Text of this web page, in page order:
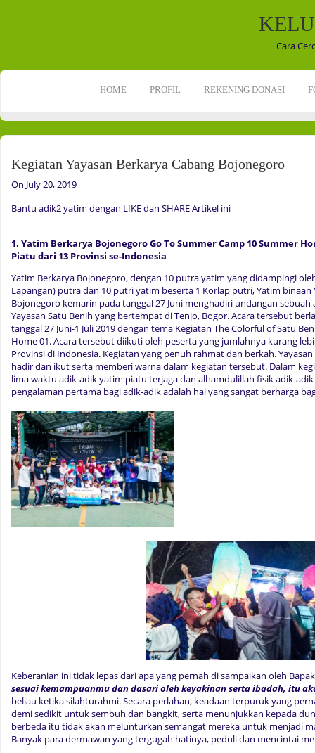
Cara
HOME PROFIL REKENING DONASI
Kegiatan Yayasan Berkarya Cabang Bojonegoro
On July 20, 2019
Bantu adik2 yatim dengan LIKE dan SHARE Artikel ini
1. Yatim Berkarya Bojonegoro Go To Summer Camp 10Summer
Piatu dari 13 Provinsi se-Indonesia
Yatim Berkarya Bojonegoro, dengan 10 putra yatim yang didampingi
Lapangan) putra dan 10 putri yatim beserta 1 Korlap putri, Yatim binaan
Bojonegoro kemarin pada tanggal 27 Juni menghadiri undangan sebuah
Yayasan Satu Benih yang bertempat di Tenjo, Bogor. Acara tersebut
tanggal 27 Juni-1 Juli 2019 dengan tema Kegiatan The Colorful of Satu
Home 01. Acara tersebut diikuti oleh peserta yang jumlahnya kurang
Provinsi di Indonesia. Kegiatan yang penuh rahmat dan berkah.
hadir dan ikut serta memberi warna dalam kegiatan tersebut. Dalam
lima waktu adik-adik yatim piatu terjaga dan alhamdulillah fisik adik-
pengalaman pertama bagi adik-adik adalah hal yang sangat berharga
Keberanian ini tidak lepas dari apa yang pernah di sampaikan oleh
sesuai kemampuanmudan dasari oleh keyakinan serta ibadah, itu
beliau ketika silahturahmi. Secara perlahan, keadaan terpuruk yang
demi sedikit untuk sembuh dan bangkit, serta menunjukkan kepada
berbeda itu tidak akan melunturkan semangat mereka untuk menjadi
Banyak para dermawan yang tergugah hatinya, peduli dan mencintai